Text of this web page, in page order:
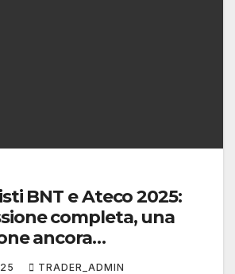
BNT e Ateco 2025:
completa, una
ancora
TRADER_ADMIN